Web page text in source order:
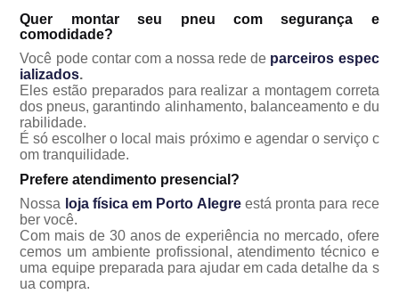
Quer montar seu pneu com segurança e
comodidade?
Você pode contar com a nossa rede de parceiros espec
ializados.
Eles estão preparados para realizar a montagem correta
dos pneus, garantindo alinhamento, balanceamento e du
rabilidade.
É só escolher o local mais próximo e agendar o serviço c
om tranquilidade.
Prefere atendimento presencial?
Nossa loja física em Porto Alegreestá pronta para rece
ber você.
Com mais de 30 anos de experiência no mercado, ofere
cemos um ambiente profissional, atendimento técnico e
uma equipe preparada para ajudar em cada detalhe da s
ua compra.